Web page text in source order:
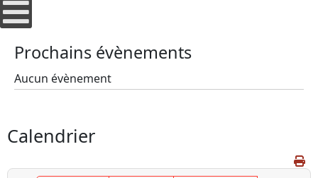
Prochains évènements
Aucun évènement
Calendrier